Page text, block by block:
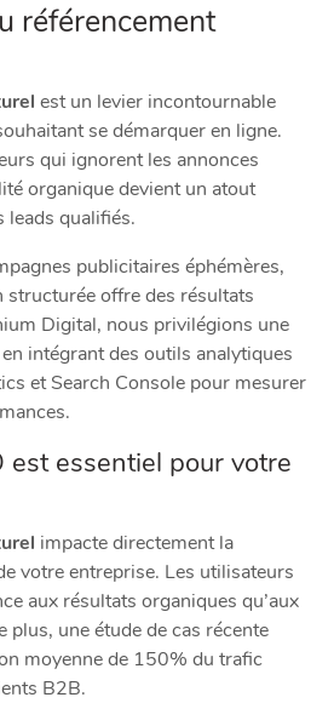
référencement
est un levier incontournable
se démarquer en ligne.
qui ignorent les annonces
organique devient un atout
leads qualifiés.
publicitaires éphémères,
structurée offre des résultats
Digital, nous privilégions une
en intégrant des outils analytiques
et Search Console pour mesurer
est essentiel pour votre
impacte directement la
votre entreprise. Les utilisateurs
aux résultats organiques qu’aux
plus, une étude de cas récente
moyenne de 150% du trafic
B2B.